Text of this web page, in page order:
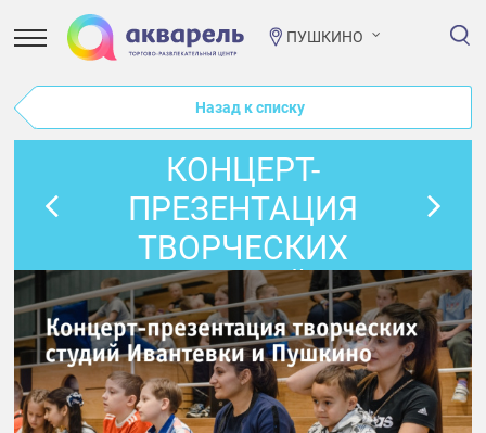
ПУШКИНО
Назад к списку
КОНЦЕРТ-
ПРЕЗЕНТАЦИЯ
ТВОРЧЕСКИХ
СТУДИЙ
ИВАНТЕВКИ И
ПУШКИНО